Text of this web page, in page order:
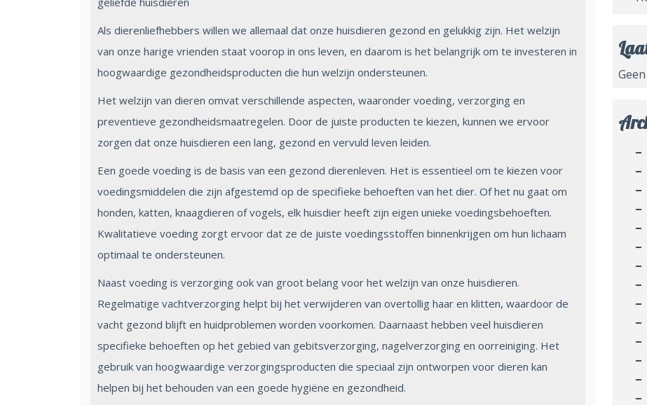
Als dierenliefhebbers willen we allemaal dat onze huisdieren gezond en gelukkig zijn. Het welzijn
van onze harige vrienden staat voorop in ons leven, en daarom is het belangrijk om te investeren in
hoogwaardige gezondheidsproducten die hun welzijn ondersteunen.
Het welzijn van dieren omvat verschillende aspecten, waaronder voeding, verzorging en
preventieve gezondheidsmaatregelen. Door de juiste producten te kiezen, kunnen we ervoor
zorgen dat onze huisdieren een lang, gezond en vervuld leven leiden.
Een goede voeding is de basis van een gezond dierenleven. Het is essentieel om te kiezen voor
voedingsmiddelen die zijn afgestemd op de specifieke behoeften van het dier. Of het nu gaat om
honden, katten, knaagdieren of vogels, elk huisdier heeft zijn eigen unieke voedingsbehoeften.
Kwalitatieve voeding zorgt ervoor dat ze de juiste voedingsstoffen binnenkrijgen om hun lichaam
optimaal te ondersteunen.
Naast voeding is verzorging ook van groot belang voor het welzijn van onze huisdieren.
Regelmatige vachtverzorging helpt bij het verwijderen van overtollig haar en klitten, waardoor de
vacht gezond blijft en huidproblemen worden voorkomen. Daarnaast hebben veel huisdieren
specifieke behoeften op het gebied van gebitsverzorging, nagelverzorging en oorreiniging. Het
gebruik van hoogwaardige verzorgingsproducten die speciaal zijn ontworpen voor dieren kan
helpen bij het behouden van een goede hygiëne en gezondheid.